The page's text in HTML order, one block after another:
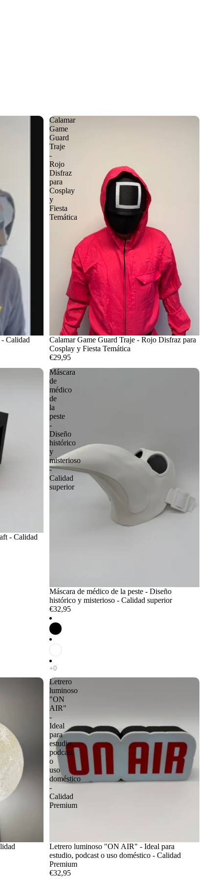
Calidad
Calamar
Game
Guard
Traje
-
Rojo
Disfraz
para
Cosplay
y
Fiesta
Temática
Calamar Game Guard Traje - Rojo Disfraz para
Cosplay y Fiesta Temática
€29,95
- Calidad
Máscara
de
médico
de
la
peste
-
Diseño
histórico
y
misterioso
-
Calidad
superior
Máscara de médico de la peste - Diseño
histórico y misterioso - Calidad superior
€32,95
Letrero
luminoso
"ON
AIR"
-
Ideal
para
estudio,
podcast
o
uso
doméstico
-
Calidad
Premium
Letrero luminoso "ON AIR" - Ideal para
estudio, podcast o uso doméstico - Calidad
Premium
€32,95